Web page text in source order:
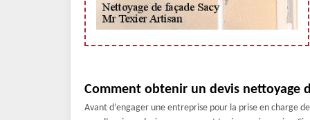
Comment obtenir un devis nettoyage
Avant d’engager une entreprise pour la prise en charge